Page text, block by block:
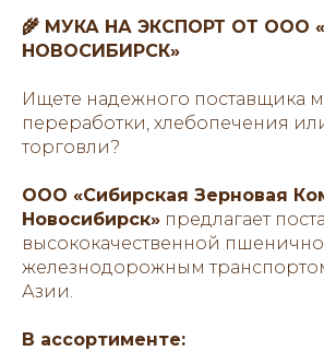
🌾 МУКА НА ЭКСПОРТ ОТ ООО
НОВОСИБИРСК»
Ищете надежного поставщика
переработки, хлебопечения
торговли?
ООО «Сибирская Зерновая
Новосибирск» предлагает
высококачественной
железнодорожным
Азии.
В ассортименте: